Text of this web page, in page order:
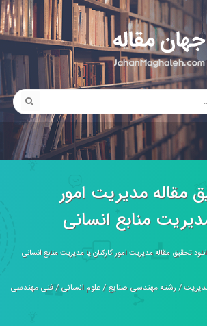
مقاله مدیریت امور
منابع انسانی
تحقیق مقاله مدیریت امور کارکنان یا مدیریت منابع انسانی
/رشته مهندسی صنایع/علوم انسانی/فنی مهندسی